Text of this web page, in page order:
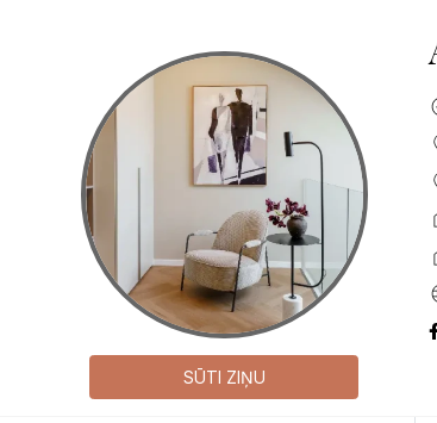
SŪTI ZIŅU